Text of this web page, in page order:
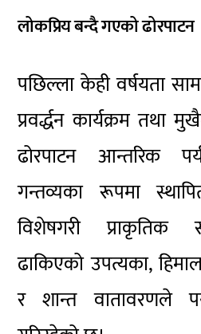
लोकप्रिय बन्दै गएको ढोरपाटन
पछिल्ला केही वर्षयता
प्रवर्द्धन कार्यक्रम तथा
ढोरपाटन आन्तरिक
गन्तव्यका रूपमा
विशेषगरी प्राकृतिक
ढाकिएको उपत्यका,
र शान्त वातावरणले